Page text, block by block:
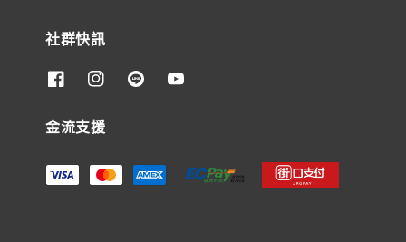
社群快訊
金流支援